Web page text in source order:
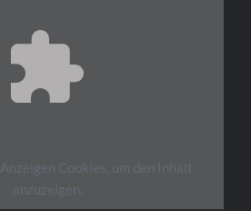
Anzeigen Cookies, um den Inhalt
anzuzeigen.